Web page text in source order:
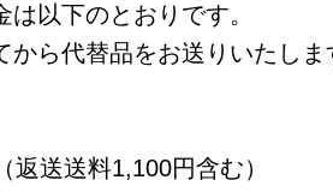
以下のとおりです。
ら代替品をお送りいたしま
送送料1,100円含む）